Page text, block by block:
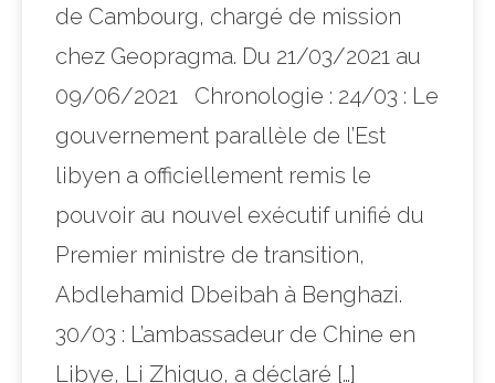
de Cambourg, chargé de mission
chez Geopragma. Du 21/03/2021 au
09/06/2021 Chronologie : 24/03 : Le
gouvernement parallèle de l’Est
libyen a officiellement remis le
pouvoir au nouvel exécutif unifié du
Premier ministre de transition,
Abdlehamid Dbeibah à Benghazi.
30/03 : L’ambassadeur de Chine en
Libye, Li Zhiguo, a déclaré […]